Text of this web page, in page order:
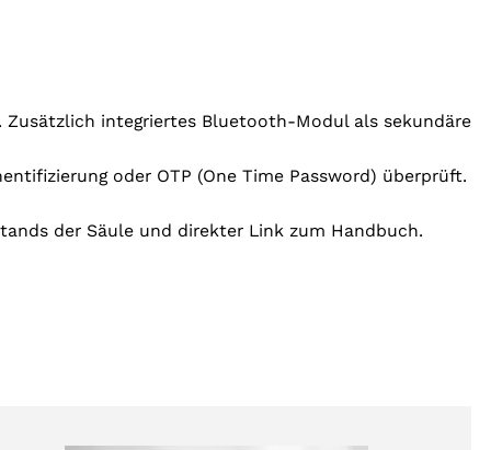
integriertes Bluetooth-Modul als sekundäre
oder OTP (One Time Password) überprüft.
der Säule und direkter Link zum Handbuch.